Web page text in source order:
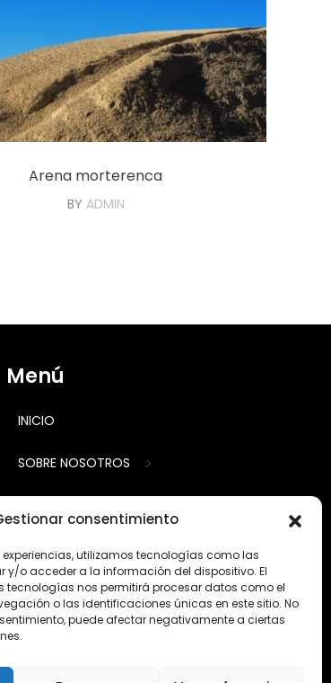
consentimiento
experiencias, utilizamos tecnologías como las
y/o acceder a la información del dispositivo. El
tecnologías nos permitirá procesar datos como el
o las identificaciones únicas en este sitio. No
puede afectar negativamente a ciertas
Arena morterenca
BY ADMIN
Menú
INICIO
SOBRE NOSOTROS
TRABAJOS
PRODUCTOS
CONSEJOS